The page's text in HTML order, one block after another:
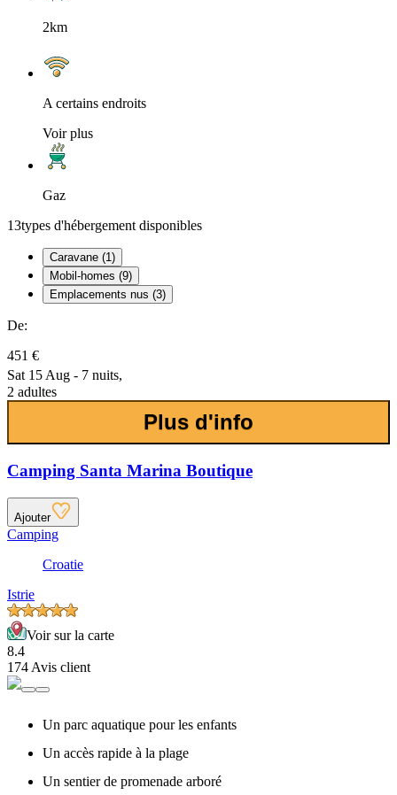
2km
A certains endroits
Voir plus
Gaz
13types d'hébergement disponibles
Caravane (1)
Mobil-homes (9)
Emplacements nus (3)
De:
451 €
Sat 15 Aug - 7 nuits,
2 adultes
Plus d'info
Camping Santa Marina Boutique
Ajouter
Camping
Croatie
Istrie
Voir sur la carte
8.4
174 Avis client
Un parc aquatique pour les enfants
Un accès rapide à la plage
Un sentier de promenade arboré